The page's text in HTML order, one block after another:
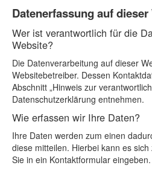
Datenerfassung auf
Wer ist verantwortlich für die
Website?
Die Datenverarbeitung auf dieser
Websitebetreiber. Dessen
Abschnitt „Hinweis zur
Datenschutzerklärung entnehmen.
Wie erfassen wir Ihre Daten?
Ihre Daten werden zum einen
diese mitteilen. Hierbei kann es
Sie in ein Kontaktformular eingeben.